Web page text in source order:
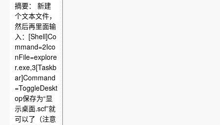
摘要： 新建
个文本文件，
然后再里面输
入：[Shell]Co
mmand=2Ico
nFile=explore
r.exe,3[Taskb
ar]Command
=ToggleDeskt
op保存为“显
示桌面.scf”就
可以了（注意